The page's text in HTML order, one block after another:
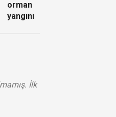
orman
yangını
İlk